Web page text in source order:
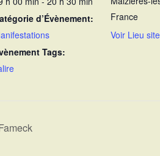
d’Évènement:
Tags:
France
Voir Lieu